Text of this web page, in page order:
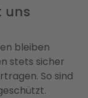
uns
bleiben
stets sicher
So sind